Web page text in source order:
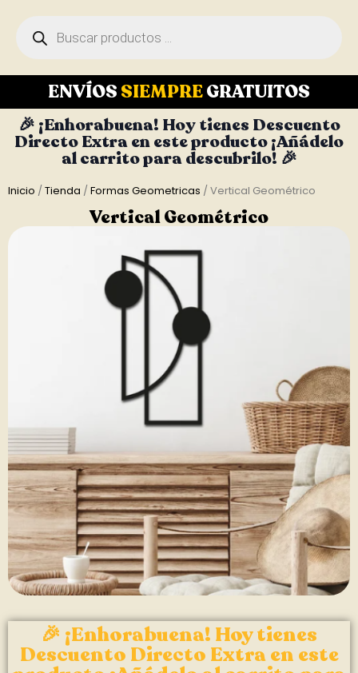
ENVÍOS SIEMPREGRATUITOS
🎉 ¡Enhorabuena! Hoy tienes Descuento
Directo Extra en este producto ¡Añádelo
al carrito para descubrilo! 🎉
Inicio /Tienda /Formas Geometricas / Vertical Geométrico
Vertical Geométrico
🎉 ¡Enhorabuena! Hoy tienes
Descuento Directo Extra en este